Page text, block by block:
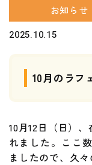
お知らせ
2025.10.15
10月のラフ
10月12日（日）
れました。ここ
ましたので、久々